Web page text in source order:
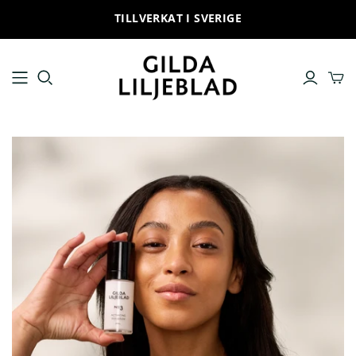
TILLVERKAT I SVERIGE
ALLA PRODUKTER
Ansiktsrengöring
Ansiktsmask
Läppbalsam
Produktset
Trial set
HUDVÅRDSRUTIN
No 2 Hydrate and prepare
No 4 Give special care
No 5 Provide and protect
No 6 Treat and improve